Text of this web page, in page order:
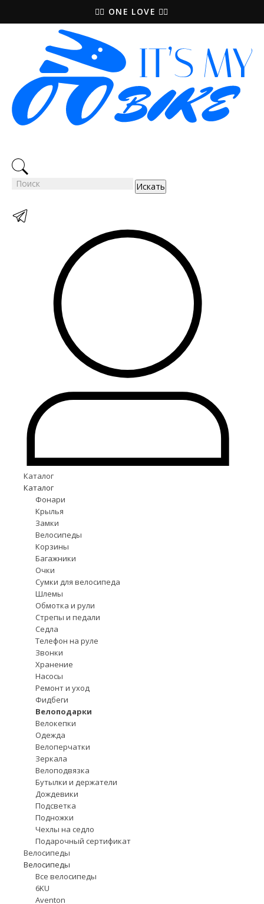
🚵‍♀️ ONE LOVE 🚴‍♀️
Искать
Каталог
Каталог
Фонари
Крылья
Замки
Велосипеды
Корзины
Багажники
Очки
Сумки для велосипеда
Шлемы
Обмотка и рули
Стрепы и педали
Седла
Телефон на руле
Звонки
Хранение
Насосы
Ремонт и уход
Фидбеги
Велоподарки
Велокепки
Одежда
Велоперчатки
Зеркала
Велоподвязка
Бутылки и держатели
Дождевики
Подсветка
Подножки
Чехлы на седло
Подарочный сертификат
Велосипеды
Велосипеды
Все велосипеды
6KU
Aventon